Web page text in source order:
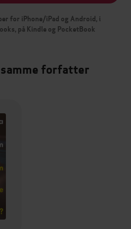
for iPhone/iPad og Android, i
på Kindle og PocketBook
forfatter